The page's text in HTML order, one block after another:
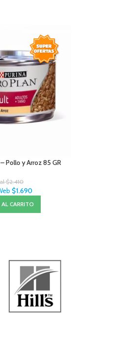
Pollo y Arroz 85 GR
$2.410
$1.690
AL CARRITO